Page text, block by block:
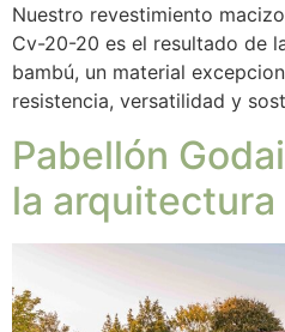
Nuestro revestimiento
Cv-20-20 es el resultado de
bambú, un material
resistencia, versatilidad y
Pabellón
la